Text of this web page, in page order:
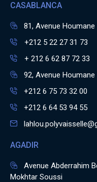
CASABLANCA
81, Avenue Houmane
+212 5 22 27 31 73
+ 212 6 62 87 72 33
92, Avenue Houmane
+212 6 75 73 32 00
+212 6 64 53 94 55
AGADIR
Avenue Abderrahim
Mokhtar Soussi